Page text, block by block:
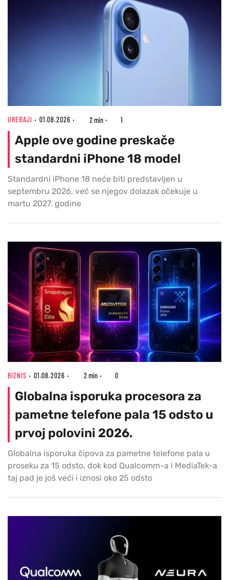
UREĐAJI 01.08.2026 2 min 1
Apple ove godine preskače
standardni iPhone 18 model
Standardni iPhone 18 neće biti predstavljen u
septembru 2026, već se njegov dolazak očekuje u
martu 2027. godine
BIZNIS 01.08.2026 2 min 0
Globalna isporuka procesora za
pametne telefone pala 15 odsto u
prvoj polovini 2026.
Globalna isporuka čipova za pametne telefone pala u
proseku za 15 odsto, dok kod Qualcomm-a i MediaTek-a
taj pad je još veći i iznosi oko 25 odsto